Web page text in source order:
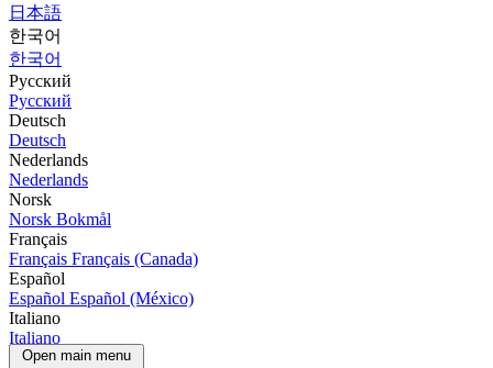
日本語
한국어
한국어
Русский
Русский
Deutsch
Deutsch
Nederlands
Nederlands
Norsk
Norsk Bokmål
Français
Français Français (Canada)
Español
Español Español (México)
Italiano
Italiano
Português
Open main menu